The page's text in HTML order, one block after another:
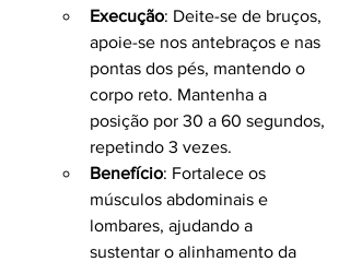
Execução: Deite-se de bruços,
apoie-se nos antebraços e nas
pontas dos pés, mantendo o
corpo reto. Mantenha a
posição por 30 a 60 segundos,
repetindo 3 vezes.
Benefício: Fortalece os
músculos abdominais e
lombares, ajudando a
sustentar o alinhamento da